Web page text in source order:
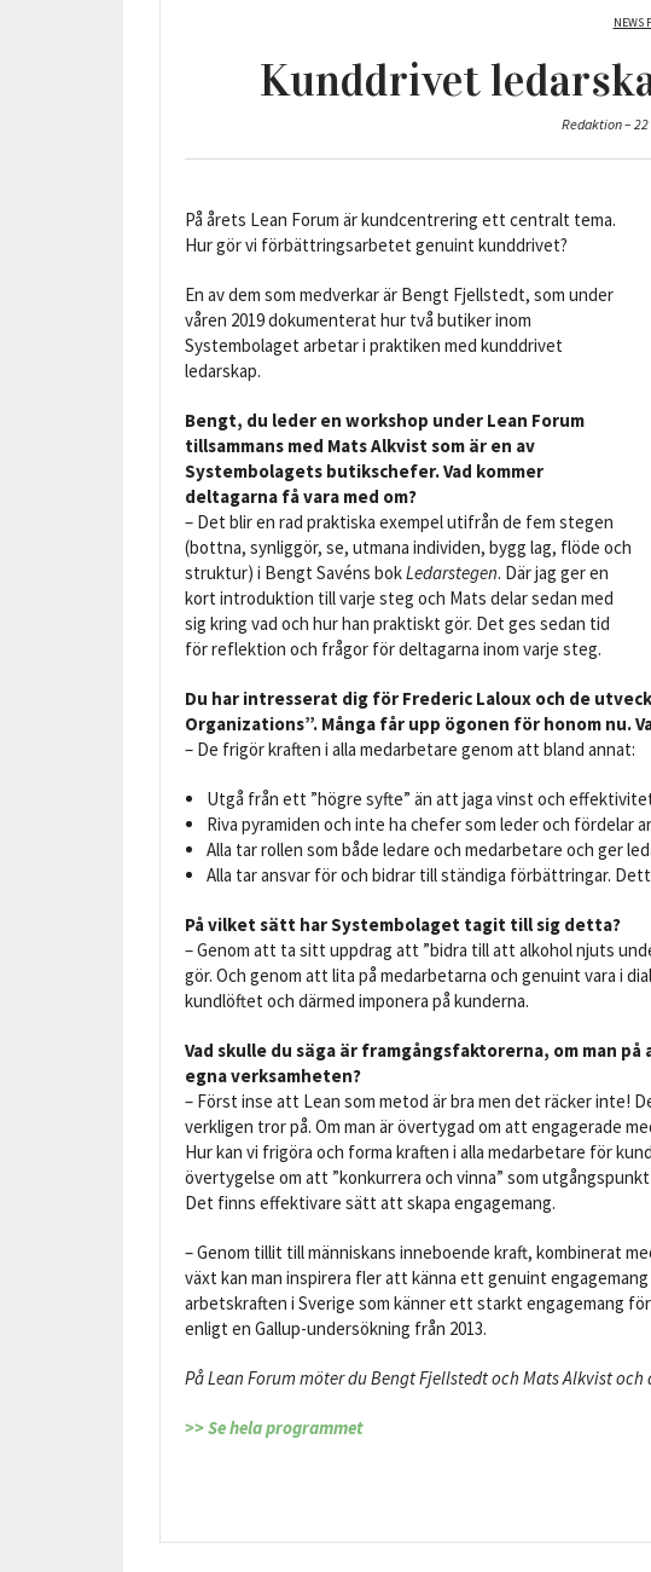
NEWS
Kunddrivet
Redaktion –
På årets Lean Forum är kundcentrering ett centralt tema.
Hur gör vi förbättringsarbetet genuint kunddrivet?
En av dem som medverkar är Bengt Fjellstedt, som under
våren 2019 dokumenterat hur två butiker inom
Systembolaget arbetar i praktiken med kunddrivet
ledarskap.
Bengt, du leder en workshop under Lean Forum
tillsammans med Mats Alkvist som är en av
Systembolagets butikschefer. Vad kommer
deltagarna få vara med om?
– Det blir en rad praktiska exempel utifrån de fem stegen
(bottna, synliggör, se, utmana individen, bygg lag, flöde och
struktur) i Bengt Savéns bokLedarstegen. Där jag ger en
kort introduktion till varje steg och Mats delar sedan med
sig kring vad och hur han praktiskt gör. Det ges sedan tid
för reflektion och frågor för deltagarna inom varje steg.
Du har intresserat dig för Frederic Laloux och de
Organizations”. Många får upp ögonen för honom nu.
– De frigör kraften i alla medarbetare genom att bland annat:
Utgå från ett ”högre syfte” än att jaga vinst och
Riva pyramiden och inte ha chefer som leder och fördelar
Alla tar rollen som både ledare och medarbetare och ger
Alla tar ansvar för och bidrar till ständiga förbättringar.
På vilket sätt har Systembolaget tagit till sig detta?
– Genom att ta sitt uppdrag att ”bidra till att alkohol njuts
gör. Och genom att lita på medarbetarna och genuint vara i
kundlöftet och därmed imponera på kunderna.
Vad skulle du säga är framgångsfaktorerna, om man
egna verksamheten?
– Först inse att Lean som metod är bra men det räcker inte!
verkligen tror på. Om man är övertygad om att engagerade
Hur kan vi frigöra och forma kraften i alla medarbetare för
övertygelse om att ”konkurrera och vinna” som
Det finns effektivare sätt att skapa engagemang.
– Genom tillit till människans inneboende kraft, kombinerat
växt kan man inspirera fler att känna ett genuint
arbetskraften i Sverige som känner ett starkt engagemang
enligt en Gallup-undersökning från 2013.
På Lean Forum möter du Bengt Fjellstedt och Mats Alkvist
>> Se hela programmet